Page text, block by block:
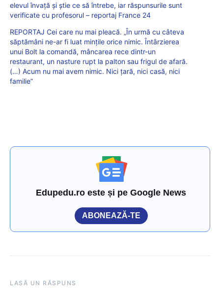
elevul învață și știe ce să întrebe, iar răspunsurile sunt
verificate cu profesorul – reportaj France 24
REPORTAJ Cei care nu mai pleacă. „În urmă cu câteva
săptămâni ne-ar fi luat mințile orice nimic. Întârzierea
unui Bolt la comandă, mâncarea rece dintr-un
restaurant, un nasture rupt la palton sau frigul de afară.
(…) Acum nu mai avem nimic. Nici țară, nici casă, nici
familie”
Edupedu.ro este și pe Google News
ABONEAZĂ-TE
LASĂ UN RĂSPUNS